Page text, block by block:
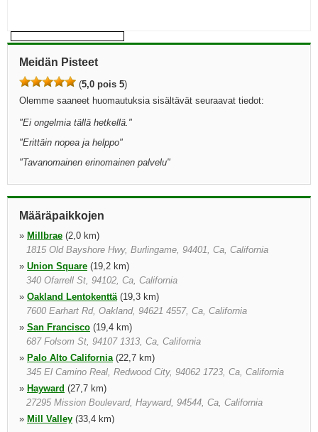
Meidän Pisteet
(5,0 pois 5)
Olemme saaneet huomautuksia sisältävät seuraavat tiedot:
"Ei ongelmia tällä hetkellä. "
"Erittäin nopea ja helppo"
"Tavanomainen erinomainen palvelu"
Määräpaikkojen
» Millbrae (2,0 km)
1815 Old Bayshore Hwy, Burlingame, 94401, Ca, California
» Union Square (19,2 km)
340 Ofarrell St, 94102, Ca, California
» Oakland Lentokenttä(19,3 km)
7600 Earhart Rd, Oakland, 94621 4557, Ca, California
» San Francisco (19,4 km)
687 Folsom St, 94107 1313, Ca, California
» Palo Alto California(22,7 km)
345 El Camino Real, Redwood City, 94062 1723, Ca, California
» Hayward (27,7 km)
27295 Mission Boulevard, Hayward, 94544, Ca, California
» Mill Valley (33,4 km)